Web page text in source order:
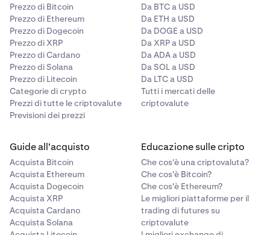
Prezzo di Bitcoin
Prezzo di Ethereum
Prezzo di Dogecoin
Prezzo di XRP
Prezzo di Cardano
Prezzo di Solana
Prezzo di Litecoin
Categorie di crypto
Prezzi di tutte le criptovalute
Previsioni dei prezzi
Da BTC a USD
Da ETH a USD
Da DOGE a USD
Da XRP a USD
Da ADA a USD
Da SOL a USD
Da LTC a USD
Tutti i mercati delle
criptovalute
Guide all'acquisto
Acquista Bitcoin
Acquista Ethereum
Acquista Dogecoin
Acquista XRP
Acquista Cardano
Acquista Solana
Educazione sulle cripto
Che cos'è una criptovaluta?
Che cos'è Bitcoin?
Che cos'è Ethereum?
Le migliori piattaforme per il
trading di futures su
criptovalute